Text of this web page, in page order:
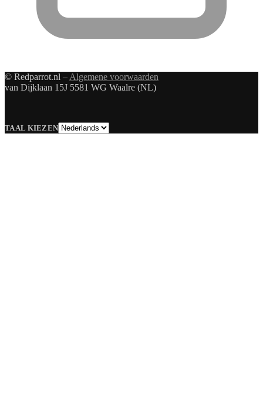
© Redparrot.nl – Algemene voorwaarden
van Dijklaan 15J 5581 WG Waalre (NL)
TAAL KIEZENTaal